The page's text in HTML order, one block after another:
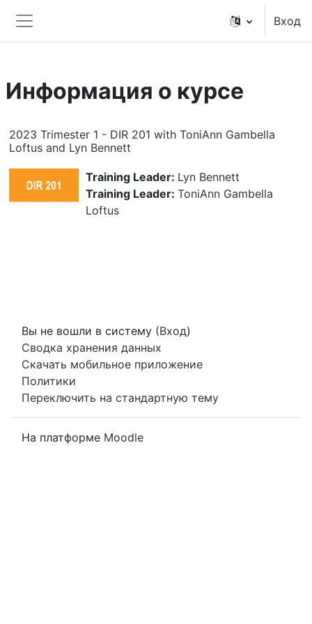
Боковая панель
Вход
Информация о курсе
2023 Trimester 1 - DIR 201 with ToniAnn Gambella
Loftus and Lyn Bennett
Training Leader: Lyn Bennett
Training Leader: ToniAnn Gambella
Loftus
Вы не вошли в систему (Вход)
Сводка хранения данных
Скачать мобильное приложение
Политики
Переключить на стандартную тему
На платформе Moodle